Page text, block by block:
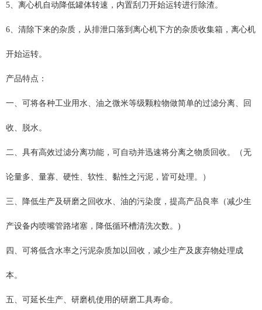
5、离心机自动降低罐体转速，内置刮刀开始运转进行除渣。
6、清除下来的杂质，从排泄口落到离心机下方的杂质收集箱，离心机
开始运转。
产品特点：
一、可将各种工业用水、油之微米等级颗粒物做简单的过滤分离、回
收、脱水。
二、具有高效过滤分离功能，可自动并迅速将分离之物质回收。（无
论量多、量寡、硬性、软性、黏性之污泥，皆可处理。）
三、降低生产及研磨之回收水、油的污染度，提高产品良率（减少生
产设备内喷嘴管路堵塞，降低循环槽清洗次数。)
四、可将低含水率之污泥杂质加以回收，减少生产及废弃物处理成
本。
五、可延长生产、研磨机使用的研磨工具寿命。